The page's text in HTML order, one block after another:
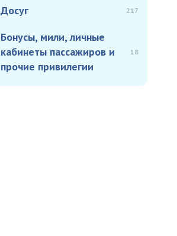
Досуг 217
Бонусы, мили, личные
кабинеты пассажиров и
прочие привилегии
18